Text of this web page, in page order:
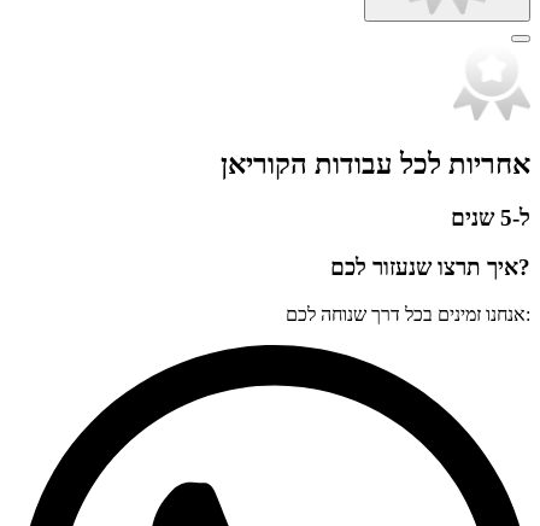
אחריות לכל עבודות הקוריאן
ל-5 שנים
?איך תרצו שנעזור לכם
:אנחנו זמינים בכל דרך שנוחה לכם